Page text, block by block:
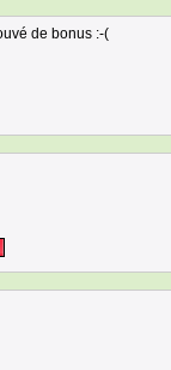
de bonus :-(